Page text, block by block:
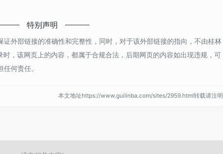
特别声明
外部链接的准确性和完整性，同时，对于该外部链接的指向，不由桂林
，该网页上的内容，都属于合规合法，后期网页的内容如出现违规，可
何责任。
本文地址https://www.guilinba.com/sites/2959.html转载请注明